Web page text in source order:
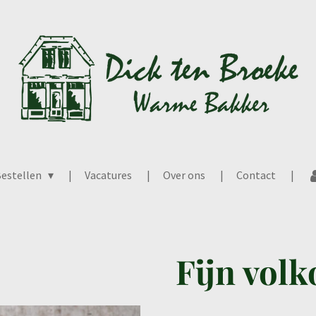
Vacatures Over ons Contact
Fijn